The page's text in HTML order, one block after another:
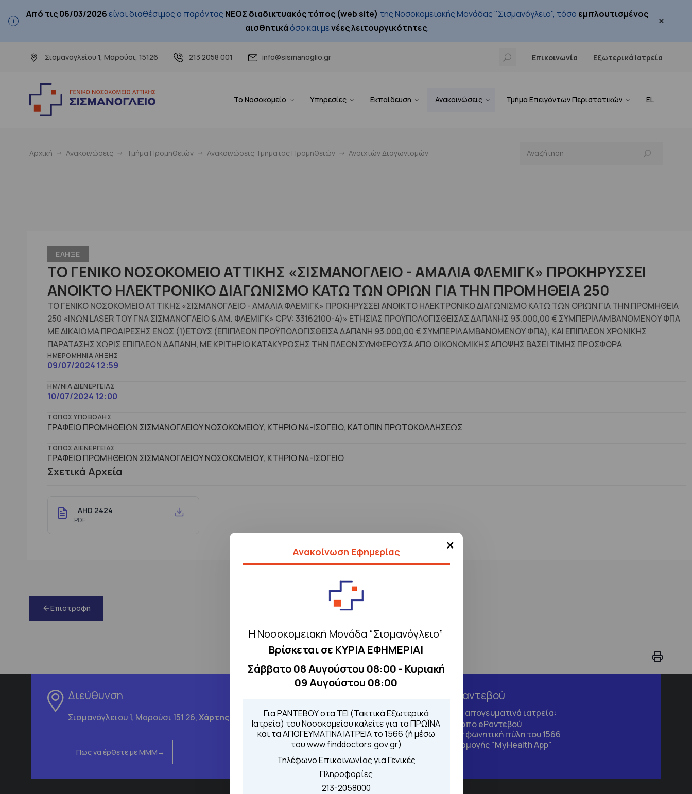
Από τις 06/03/2026 είναι διαθέσιμος ο παρόντας ΝΕΟΣ διαδικτυακός τόπος (web site) της Νοσοκομειακής Μονάδας "Σισμανόγλειο", τόσο εμπλουτισμένος
αισθητικάόσο και μενέες λειτουργικότητες. ×
Σισμανογλείου 1, Μαρούσι, 15126 213 2058 001 info@sismanoglio.gr Επικοινωνία Εξωτερικά Ιατρεία
Το Νοσοκομείο Υπηρεσίες Εκπαίδευση Ανακοινώσεις Τμήμα Επειγόντων Περιστατικών EL
×
Ανακοίνωση Εφημερίας
Η Νοσοκομειακή Μονάδα “Σισμανόγλειο”
Βρίσκεται σε ΚΥΡΙΑ ΕΦΗΜΕΡΙΑ!
Σάββατο 08 Αυγούστου 08:00 - Κυριακή
09 Αυγούστου 08:00
Για ΡΑΝΤΕΒΟΥ στα ΤΕΙ (Τακτικά Εξωτερικά
Ιατρεία) του Νοσοκομείου καλείτε για τα ΠΡΩΪΝΑ
και τα ΑΠΟΓΕΥΜΑΤΙΝΑ ΙΑΤΡΕΙΑ το 1566 (ή μέσω
του www.finddoctors.gov.gr)
Τηλέφωνο Επικοινωνίας για Γενικές
Πληροφορίες
213-2058000
Αρχική Ανακοινώσεις Τμήμα Προμηθειών Ανακοινώσεις Τμήματος Προμηθειών Ανοιχτών Διαγωνισμών
ΕΛΗΞΕ
ΤΟ ΓΕΝΙΚΟ ΝΟΣΟΚΟΜΕΙΟ ΑΤΤΙΚΗΣ «ΣΙΣΜΑΝΟΓΛΕΙΟ - ΑΜΑΛΙΑ ΦΛΕΜΙΓΚ» ΠΡΟΚΗΡΥΣΣΕΙ
ΑΝΟΙΚΤΟ ΗΛΕΚΤΡΟΝΙΚΟ ΔΙΑΓΩΝΙΣΜΟ ΚΑΤΩ ΤΩΝ ΟΡΙΩΝ ΓΙΑ ΤΗΝ ΠΡΟΜΗΘΕΙΑ 250
ΤΟ ΓΕΝΙΚΟ ΝΟΣΟΚΟΜΕΙΟ ΑΤΤΙΚΗΣ «ΣΙΣΜΑΝΟΓΛΕΙΟ - ΑΜΑΛΙΑ ΦΛΕΜΙΓΚ» ΠΡΟΚΗΡΥΣΣΕΙ ΑΝΟΙΚΤΟ ΗΛΕΚΤΡΟΝΙΚΟ ΔΙΑΓΩΝΙΣΜΟ ΚΑΤΩ ΤΩΝ ΟΡΙΩΝ ΓΙΑ ΤΗΝ ΠΡΟΜΗΘΕΙΑ
250 «ΙΝΩΝ LASER ΤΟΥ ΓΝΑ ΣΙΣΜΑΝΟΓΛΕΙΟ & ΑΜ. ΦΛΕΜΙΓΚ» CPV: 33162100-4)» ΕΤΗΣΙΑΣ ΠΡΟΫΠOΛΟΓΙΣΘΕΙΣΑΣ ΔΑΠΑΝΗΣ 93.000,00 € ΣΥΜΠΕΡΙΛΑΜΒΑΝΟΜΕΝΟΥ ΦΠΑ
ΜΕ ΔΙΚΑΙΩΜΑ ΠΡΟΑΙΡΕΣΗΣ ΕΝΟΣ (1)ΕΤΟΥΣ (ΕΠΙΠΛΕΟΝ ΠΡΟΫΠΟΛΟΓΙΣΘΕΙΣΑ ΔΑΠΑΝΗ 93.000,00 € ΣΥΜΠΕΡΙΛΑΜΒΑΝΟΜΕΝΟΥ ΦΠΑ), ΚΑΙ ΕΠΙΠΛΕΟΝ ΧΡΟΝΙΚΗΣ
ΠΑΡΑΤΑΣΗΣ ΧΩΡΙΣ ΕΠΙΠΛΕΟΝ ΔΑΠΑΝΗ, ΜΕ ΚΡΙΤΗΡΙΟ ΚΑΤΑΚΥΡΩΣΗΣ ΤΗΝ ΠΛΕΟΝ ΣΥΜΦΕΡΟΥΣΑ ΑΠΟ ΟΙΚΟΝΟΜΙΚΗΣ ΑΠΟΨΗΣ ΒΑΣΕΙ ΤΙΜΗΣ ΠΡΟΣΦΟΡΑ
ΗΜΕΡΟΜΗΝΊΑ ΛΉΞΗΣ
09/07/2024 12:59
ΗΜ/ΝΊΑ ΔΙΕΝΈΡΓΕΙΑΣ
10/07/2024 12:00
ΤΌΠΟΣ ΥΠΟΒΟΛΉΣ
ΓΡΑΦΕΙΟ ΠΡΟΜΗΘΕΙΩΝ ΣΙΣΜΑΝΟΓΛΕΙΟΥ ΝΟΣΟΚΟΜΕΙΟΥ, ΚΤΗΡΙΟ Ν4-ΙΣΟΓΕΙΟ, ΚΑΤΟΠΙΝ ΠΡΩΤΟΚΟΛΛΗΣΕΩΣ
ΤΌΠΟΣ ΔΙΕΝΈΡΓΕΙΑΣ
ΓΡΑΦΕΙΟ ΠΡΟΜΗΘΕΙΩΝ ΣΙΣΜΑΝΟΓΛΕΙΟΥ ΝΟΣΟΚΟΜΕΙΟΥ, ΚΤHΡΙΟ Ν4-ΙΣΟΓΕΙΟ
Σχετικά Αρχεία
AHD 2424
.PDF
Επιστροφή
Διεύθυνση
Σισμανόγλειου 1, Μαρούσι 151 26,Χάρτης Περιοχής
Πως να έρθετε με ΜΜΜ
Τηλέφωνα για Ραντεβού
Για τα πρωινά και τα απογευματινά ιατρεία:
Από τον ιστότοποeΡαντεβού
Καλώντας στην φωνητική πύλη του 1566
Μέσω της εφαρμογής "MyHealth App"